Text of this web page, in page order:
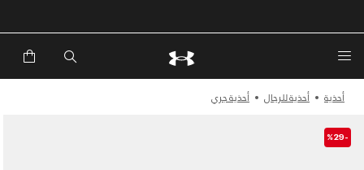
خصم إضافي 20%*. باستخدام الكود EXTRA20
أحذية أحذية للرجال أحذية جري
-%29